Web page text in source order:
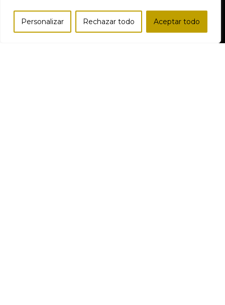
Personalizar Rechazar todo Aceptar todo
Bodegas del Desierto | Productos Gourmet Online © Todos los